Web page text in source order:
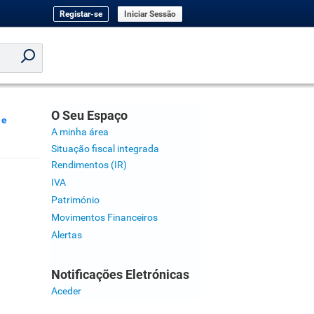
Registar-se Iniciar Sessão
O Seu Espaço
A minha área
Situação fiscal integrada
Rendimentos (IR)
IVA
Património
Movimentos Financeiros
Alertas
Notificações Eletrónicas
Aceder